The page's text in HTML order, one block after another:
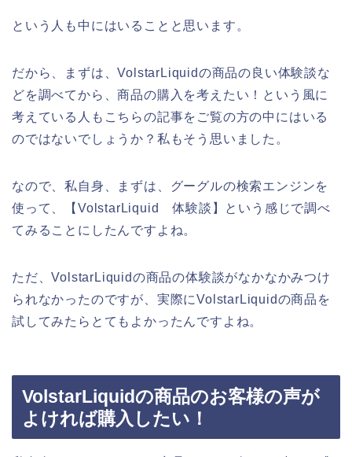
という人も中にはいることと思います。
だから、まずは、VolstarLiquidの商品の良い体験談な
どを調べてから、商品の購入を考えたい！という風に
考えている人もこちらの記事をご覧の方の中にはいる
のではないでしょうか？私もそう思いました。
なので、私自身、まずは、グーグルの検索エンジンを
使って、【VolstarLiquid 体験談】という感じで調べ
てみることにしたんですよね。
ただ、VolstarLiquidの商品の体験談がなかなかみつけ
られなかったのですが、実際にVolstarLiquidの商品を
試してみたらとてもよかったんですよね。
VolstarLiquidの商品のお客様の声が
よければ購入したい！